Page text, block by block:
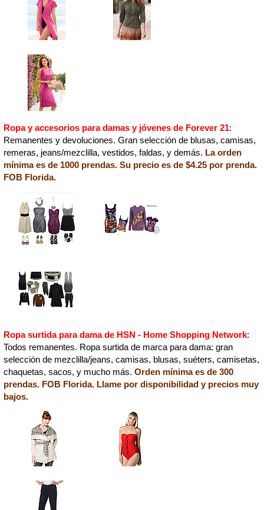
Ropa y accesorios para damas y jóvenes de Forever 21:
Remanentes y devoluciones. Gran selección de blusas, camisas,
remeras, jeans/mezclilla, vestidos, faldas, y demás. La orden
mínima es de 1000 prendas. Su precio es de $4.25 por prenda.
FOB Florida.
Ropa surtida para dama de HSN - Home Shopping Network:
Todos remanentes. Ropa surtida de marca para dama: gran
selección de mezclilla/jeans, camisas, blusas, suéters, camisetas,
chaquetas, sacos, y mucho más. Orden mínima es de 300
prendas. FOB Florida. Llame por disponibilidad y precios muy
bajos.